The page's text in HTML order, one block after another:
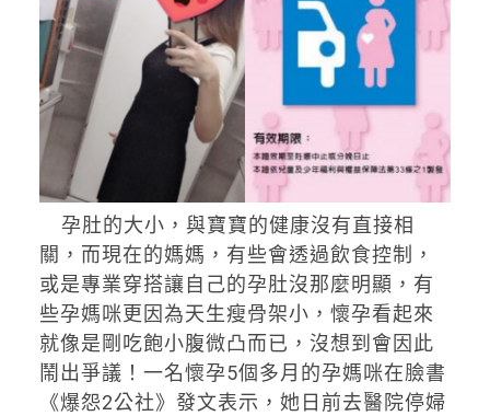
孕肚的大小，與寶寶的健康沒有直接相
關，而現在的媽媽，有些會透過飲食控制，
或是專業穿搭讓自己的孕肚沒那麼明顯，有
些孕媽咪更因為天生瘦骨架小，懷孕看起來
就像是剛吃飽小腹微凸而已，沒想到會因此
鬧出爭議！一名懷孕5個多月的孕媽咪在臉書
《爆怨2公社》發文表示，她日前去醫院停婦